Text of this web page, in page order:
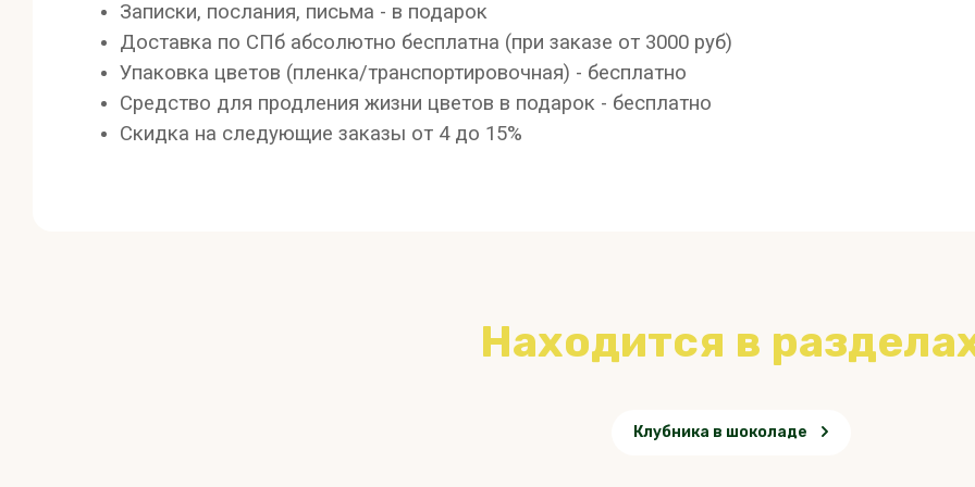
Записки, послания, письма - в подарок
Доставка по СПб абсолютно бесплатна (при заказе от 3000 руб)
Упаковка цветов (пленка/транспортировочная) - бесплатно
Средство для продления жизни цветов в подарок - бесплатно
Скидка на следующие заказы от 4 до 15%
Находится в
Клубника в шоколаде